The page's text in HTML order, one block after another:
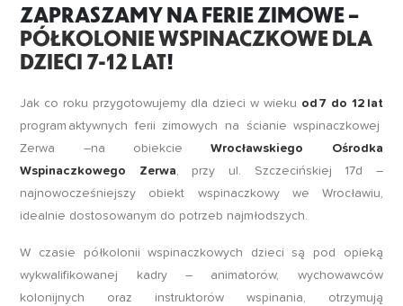
ZAPRASZAMY NA FERIE ZIMOWE –
PÓŁKOLONIE WSPINACZKOWE DLA
DZIECI 7-12 LAT!
Jak co roku przygotowujemy dla dzieci w wieku od 7 do 12 lat
program aktywnych ferii zimowych na ścianie wspinaczkowej
Zerwa –na obiekcieWrocławskiego Ośrodka
Wspinaczkowego Zerwa, przy ul. Szczecińskiej 17d –
najnowocześniejszy obiekt wspinaczkowy we Wrocławiu,
idealnie dostosowanym do potrzeb najmłodszych.
W czasie półkolonii wspinaczkowych dzieci są pod opieką
wykwalifikowanej kadry – animatorów, wychowawców
kolonijnych oraz instruktorów wspinania, otrzymują